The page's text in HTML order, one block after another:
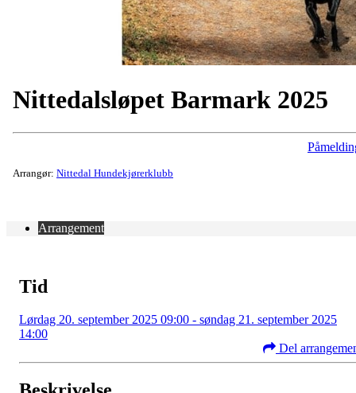
Nittedalsløpet Barmark 2025
Arrangør: Nittedal Hundekjørerklubb
Arrangement
Tid
Lørdag 20. september 2025 09:00 - søndag 21. september 2025
14:00
Del